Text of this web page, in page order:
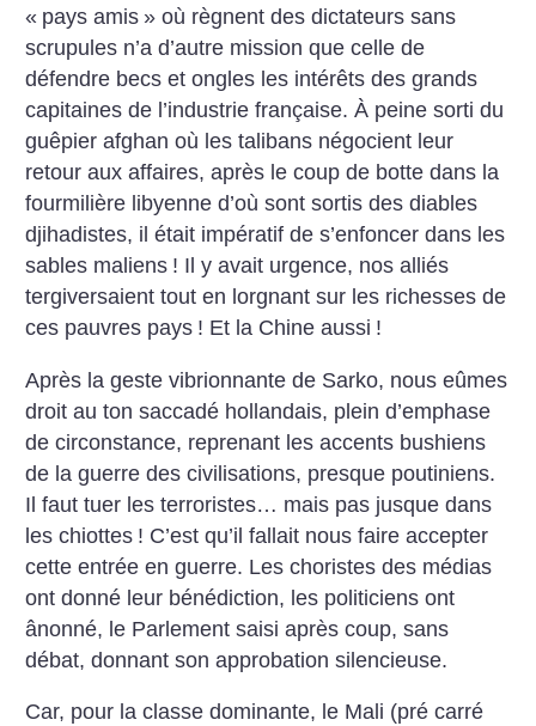
« pays amis » où règnent des dictateurs sans
scrupules n’a d’autre mission que celle de
défendre becs et ongles les intérêts des grands
capitaines de l’industrie française. À peine sorti du
guêpier afghan où les talibans négocient leur
retour aux affaires, après le coup de botte dans la
fourmilière libyenne d’où sont sortis des diables
djihadistes, il était impératif de s’enfoncer dans les
sables maliens ! Il y avait urgence, nos alliés
tergiversaient tout en lorgnant sur les richesses de
ces pauvres pays ! Et la Chine aussi !
Après la geste vibrionnante de Sarko, nous eûmes
droit au ton saccadé hollandais, plein d’emphase
de circonstance, reprenant les accents bushiens
de la guerre des civilisations, presque poutiniens.
Il faut tuer les terroristes… mais pas jusque dans
les chiottes ! C’est qu’il fallait nous faire accepter
cette entrée en guerre. Les choristes des médias
ont donné leur bénédiction, les politiciens ont
ânonné, le Parlement saisi après coup, sans
débat, donnant son approbation silencieuse.
Car, pour la classe dominante, le Mali (pré carré